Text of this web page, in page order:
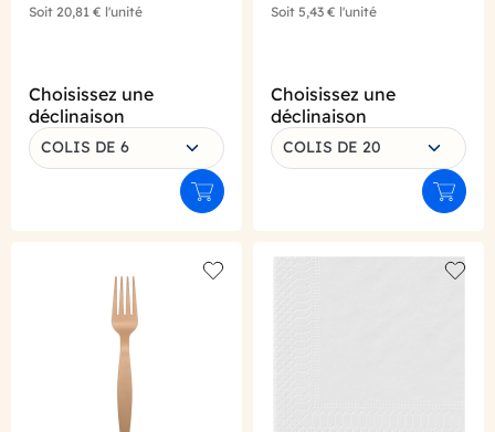
Soit 20,81 € l'unité
Choisissez une
déclinaison
COLIS DE 6
Ajouter au panier
Soit 5,43 € l'unité
Choisissez une
déclinaison
COLIS DE 20